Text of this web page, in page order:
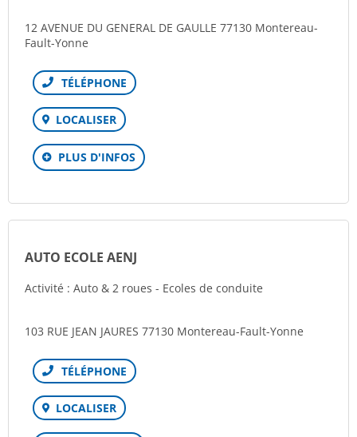
12 AVENUE DU GENERAL DE GAULLE 77130 Montereau-
Fault-Yonne
Téléphone
LOCALISER
PLUS D'INFOS
AUTO ECOLE AENJ
Activité : Auto & 2 roues - Ecoles de conduite
103 RUE JEAN JAURES 77130 Montereau-Fault-Yonne
Téléphone
LOCALISER